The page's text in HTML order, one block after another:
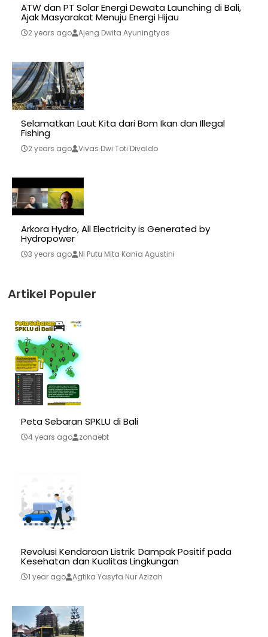
ATW dan PT Solar Energi Dewata Launching di Bali,
Ajak Masyarakat Menuju Energi Hijau
2 years ago Ajeng Dwita Ayuningtyas
Selamatkan Laut Kita dari Bom Ikan dan Illegal
Fishing
2 years ago Vivas Dwi Toti Divaldo
Arkora Hydro, All Electricity is Generated by
Hydropower
3 years ago Ni Putu Mita Kania Agustini
Artikel Populer
Peta Sebaran SPKLU di Bali
4 years ago zonaebt
Revolusi Kendaraan Listrik: Dampak Positif pada
Kesehatan dan Kualitas Lingkungan
1 year ago Agtika Yasyfa Nur Azizah